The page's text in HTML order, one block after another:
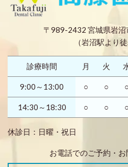
〒989-2432 宮城県岩
（岩沼駅より
診療時間 月 火
9:00～13:00 ○ ○ ○
14:30～18:30 ○ ○ ○
休診日：日曜・祝日
お電話でのご予約・